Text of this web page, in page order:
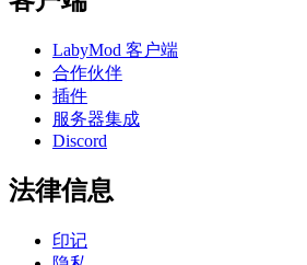
LabyMod 客户端
合作伙伴
插件
服务器集成
Discord
法律信息
印记